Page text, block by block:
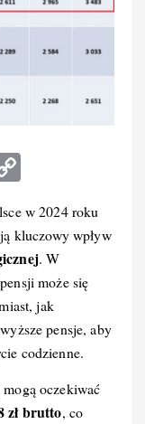
p
y
Li
n
k
w 2024 roku
kluczowy wpływ
. W
może się
jak
pensje, aby
codzienne.
oczekiwać
zł brutto, co